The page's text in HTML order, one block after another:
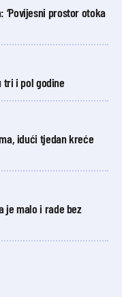
‘Povijesni prostor otoka
tri i pol godine
idući tjedan kreće
je malo i rade bez